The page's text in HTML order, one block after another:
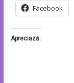
Facebook
Apreciază: